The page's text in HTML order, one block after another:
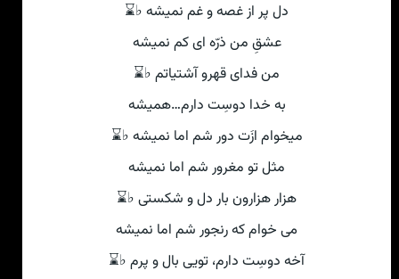
دل پر از غصه و غم نمیشه ♭⌛
عشقِ من ذرّه ای کم نمیشه
من فدای قهرو آشتیاتم ♭⌛
به خدا دوسِت دارم…همیشه
میخوام ازَت دور شم اما نمیشه ♭⌛
مثل تو مغرور شم اما نمیشه
هزار هزارون بار دل و شکستی ♭⌛
می خوام که رنجور شم اما نمیشه
آخه دوسِت دارم، تویی بال و پرم ♭⌛